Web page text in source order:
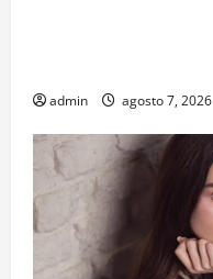
admin agosto 7, 2026